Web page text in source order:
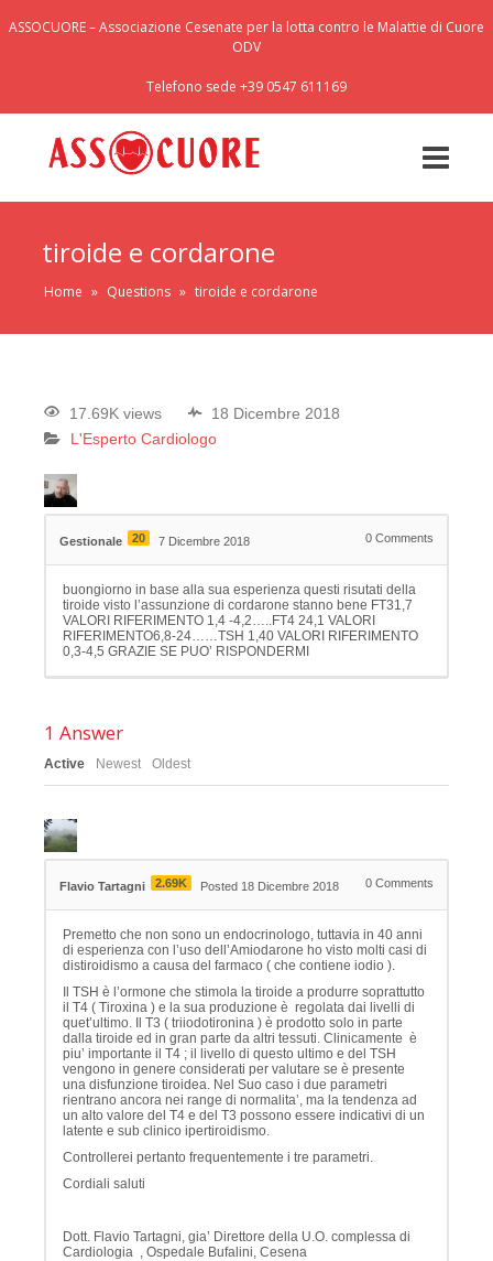
ASSOCUORE – Associazione Cesenate per la lotta contro le Malattie di Cuore
ODV
Telefono sede +39 0547 611169
tiroide e cordarone
Home » Questions » tiroide e cordarone
17.69K views
18 Dicembre 2018
L'Esperto Cardiologo
Gestionale 20 7 Dicembre 2018 0 Comments
buongiorno in base alla sua esperienza questi risutati della
tiroide visto l’assunzione di cordarone stanno bene FT31,7
VALORI RIFERIMENTO 1,4 -4,2…..FT4 24,1 VALORI
RIFERIMENTO6,8-24……TSH 1,40 VALORI RIFERIMENTO
0,3-4,5 GRAZIE SE PUO’ RISPONDERMI
1 Answer
Active Newest Oldest
Flavio Tartagni 2.69K Posted 18 Dicembre 2018 0 Comments
Premetto che non sono un endocrinologo, tuttavia in 40 anni
di esperienza con l’uso dell’Amiodarone ho visto molti casi di
distiroidismo a causa del farmaco ( che contiene iodio ).
Il TSH è l’ormone che stimola la tiroide a produrre soprattutto
il T4 ( Tiroxina ) e la sua produzione è regolata dai livelli di
quet’ultimo. Il T3 ( triiodotironina ) è prodotto solo in parte
dalla tiroide ed in gran parte da altri tessuti. Clinicamente è
piu’ importante il T4 ; il livello di questo ultimo e del TSH
vengono in genere considerati per valutare se è presente
una disfunzione tiroidea. Nel Suo caso i due parametri
rientrano ancora nei range di normalita’, ma la tendenza ad
un alto valore del T4 e del T3 possono essere indicativi di un
latente e sub clinico ipertiroidismo.
Controllerei pertanto frequentemente i tre parametri.
Cordiali saluti
Dott. Flavio Tartagni, gia’ Direttore della U.O. complessa di
Cardiologia , Ospedale Bufalini, Cesena